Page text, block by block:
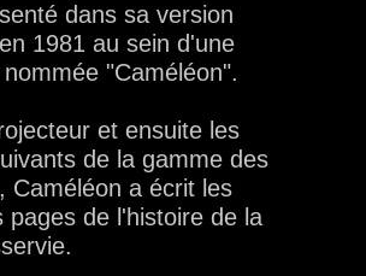
dans sa version
1981 au sein d'une
"Caméléon".
et ensuite les
de la gamme des
Caméléon a écrit les
pages de l'histoire de la